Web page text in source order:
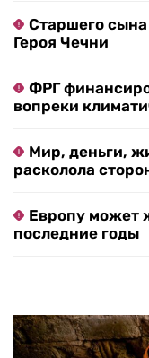
Старшего
Героя Чечни
ФРГ
вопреки
Мир, деньги,
расколола
Европу может
последние годы